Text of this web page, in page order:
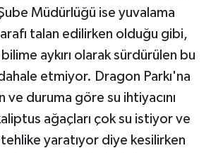
Müdürlüğü ise yuvalama
tarafı talan edilirken olduğu gibi,
aykırı olarak sürdürülen bu
etmiyor. Dragon Parkı'na
ve duruma göre su ihtiyacını
ağaçları çok su istiyor ve
yaratıyor diye kesilirken